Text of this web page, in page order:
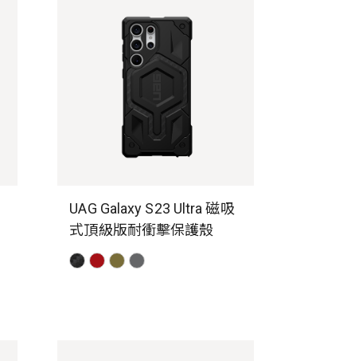
UAG Galaxy S23 Ultra 磁吸
式頂級版耐衝擊保護殼